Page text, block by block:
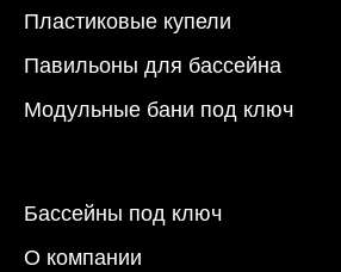
Пластиковые купели
Павильоны для бассейна
Модульные бани под ключ
Бассейны под ключ
О компании